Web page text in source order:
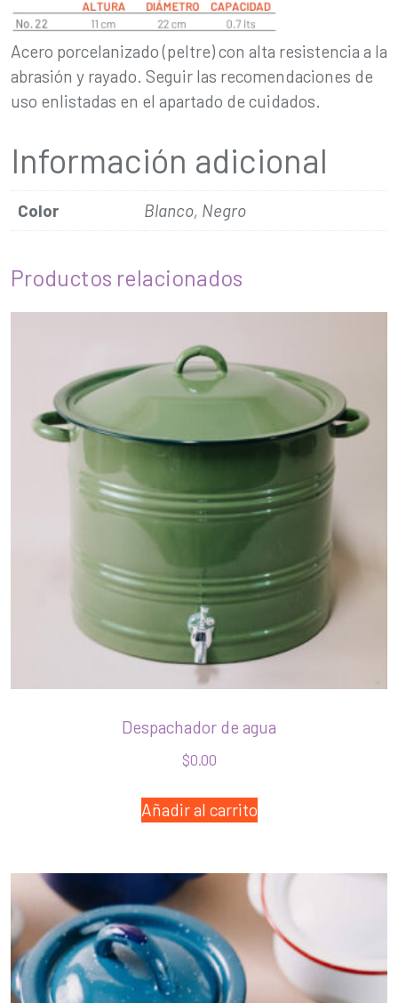
Acero porcelanizado (peltre) con alta resistencia a la
abrasión y rayado. Seguir las recomendaciones de
uso enlistadas en el apartado de cuidados.
Información adicional
Color Blanco, Negro
Productos relacionados
Despachador de agua
$0.00
Añadir al carrito